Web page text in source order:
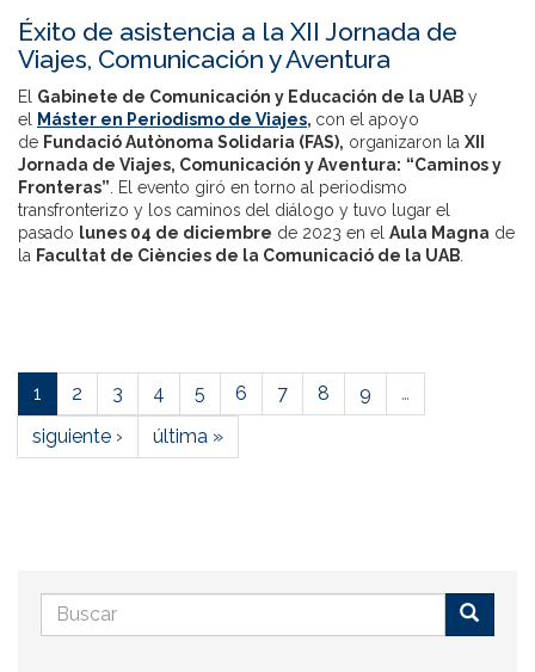
Éxito de asistencia a la XII Jornada de
Viajes, Comunicación y Aventura
El Gabinete de Comunicación y Educación de la UAB y
el
Máster en Periodismo de Viajes, con el apoyo
de Fundació Autònoma Solidaria (FAS), organizaron la XII
Jornada de Viajes, Comunicación y Aventura: “Caminos y
Fronteras” . El evento giró en torno al periodismo
transfronterizo y los caminos del diálogo y tuvo lugar el
pasado lunes 04 de diciembre de 2023 en el Aula Magna de
la Facultat de Ciències de la Comunicació de la UAB
1 2 3 4 5 6 7 8 9
…
siguiente ›
última »
Formulario
de